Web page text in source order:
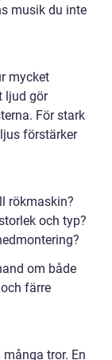
musik du inte
mycket
ljud gör
För stark
förstärker
rökmaskin?
och typ?
om både
färre
tror. En